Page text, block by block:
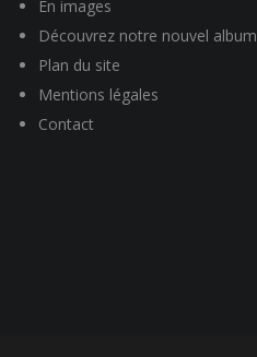
En images
Découvrez notre nouvel album
Plan du site
Mentions légales
Contact